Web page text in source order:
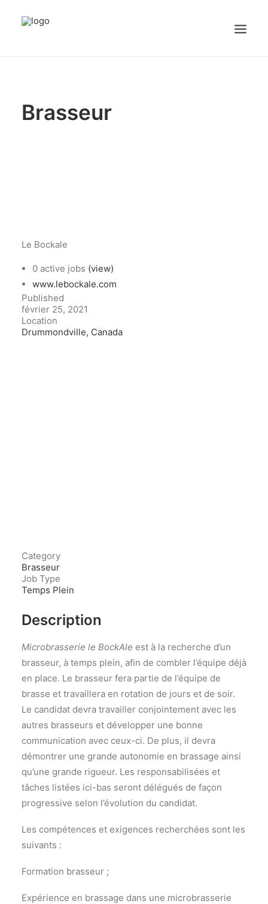
Emplois
sex videos
girl maid.free porn
Brasseur
Le Bockale
0 active jobs (view)
www.lebockale.com
Published
février 25, 2021
Location
Drummondville, Canada
Category
Brasseur
Job Type
Temps Plein
Description
Microbrasserie le BockAle est à la recherche d’un
brasseur, à temps plein, afin de combler l’équipe déjà
en place. Le brasseur fera partie de l’équipe de
brasse et travaillera en rotation de jours et de soir.
Le candidat devra travailler conjointement avec les
autres brasseurs et développer une bonne
communication avec ceux-ci. De plus, il devra
démontrer une grande autonomie en brassage ainsi
qu’une grande rigueur. Les responsabilisées et
tâches listées ici-bas seront délégués de façon
progressive selon l’évolution du candidat.
Les compétences et exigences recherchées sont les
suivants :
Formation brasseur ;
Expérience en brassage dans une microbrasserie